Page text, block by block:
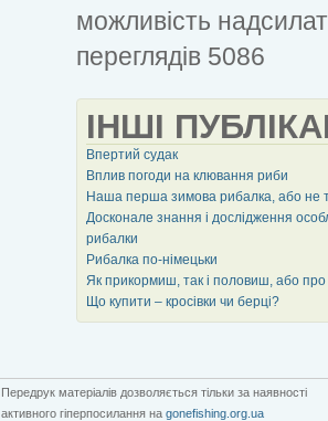
можливість
переглядів 5086
ІНШІ
Впертий судак
Вплив погоди на клювання риби
Наша перша зимова рибалка, або не
Досконале знання і дослідження
рибалки
Рибалка по-німецьки
Як прикормиш, так і половиш, або про
Що купити – кросівки чи берці?
Передрук матеріалів дозволяється тільки за наявності
активного гіперпосилання на gonefishing.org.ua